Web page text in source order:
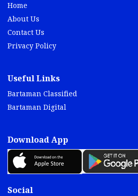
Home
About Us
Contact Us
Privacy Policy
Useful Links
Bartaman Classified
Bartaman Digital
Download App
Social